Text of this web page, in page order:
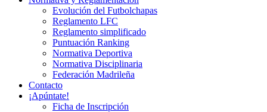
Evolución del Futbolchapas
Reglamento LFC
Reglamento simplificado
Puntuación Ranking
Normativa Deportiva
Normativa Disciplinaria
Federación Madrileña
Contacto
¡Apúntate!
Ficha de Inscripción